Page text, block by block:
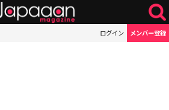
ログイン メンバー登録